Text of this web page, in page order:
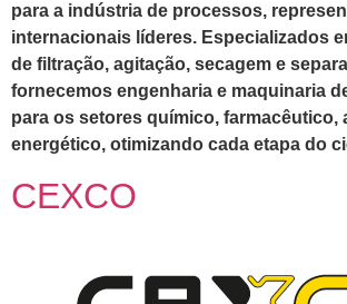
para a indústria de processos,
internacionais líderes. Especializados
de filtração, agitação, secagem e
fornecemos engenharia e maquinaria
para os setores químico, farmacêutico,
energético, otimizando cada etapa do
CEXCO